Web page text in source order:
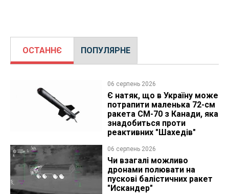
ОСТАННЄ ПОПУЛЯРНЕ
06 серпень 2026
Є натяк, що в Україну може
потрапити маленька 72-см
ракета CM-70 з Канади, яка
знадобиться проти
реактивних "Шахедів"
06 серпень 2026
Чи взагалі можливо
дронами полювати на
пускові балістичних ракет
"Искандер"